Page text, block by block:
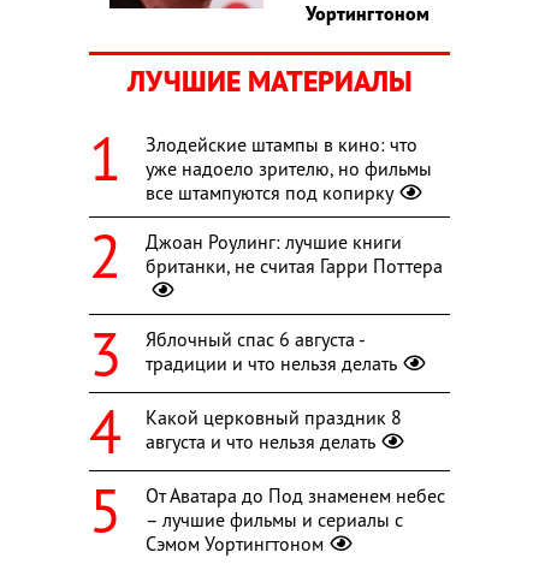
Уортингтоном
ЛУЧШИЕ МАТЕРИАЛЫ
Злодейские штампы в кино: что
уже надоело зрителю, но фильмы
все штампуются под копирку
Джоан Роулинг: лучшие книги
британки, не считая Гарри Поттера
Яблочный спас 6 августа -
традиции и что нельзя делать
Какой церковный праздник 8
августа и что нельзя делать
От Аватара до Под знаменем небес
– лучшие фильмы и сериалы с
Сэмом Уортингтоном